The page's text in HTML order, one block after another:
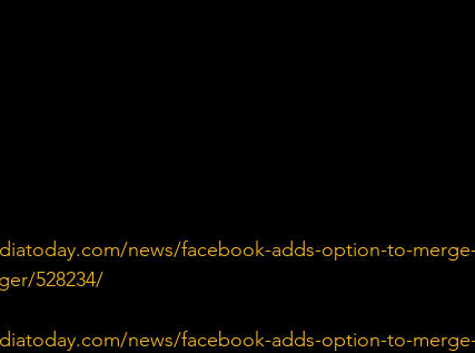
news/facebook-adds-option-to-
528234/
news/facebook-adds-option-to-